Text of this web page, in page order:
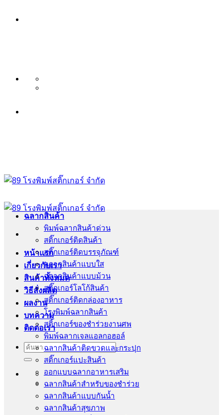
หน้าแรก
เกี่ยวกับเรา
สินค้าทั้งหมด
วิธีสั่งผลิต
ผลงาน
บทความ
ติดต่อเรา
ค้นหา:
ฉลากสินค้า
พิมพ์ฉลากสินค้าด่วน
สติ๊กเกอร์ติดสินค้า
สติ๊กเกอร์ติดบรรจุภัณฑ์
ฉลากสินค้าแบบใส
ฉลากสินค้าแบบม้วน
สติ๊กเกอร์โลโก้สินค้า
สติ๊กเกอร์ติดกล่องอาหาร
โรงพิมพ์ฉลากสินค้า
สติ้กเกอร์ของชำร่วยงานศพ
พิมพ์ฉลากเจลแอลกอฮอล์
ฉลากสินค้าติดขวดและกระปุก
สติ๊กเกอร์แปะสินค้า
ออกแบบฉลากอาหารเสริม
ฉลากสินค้าสำหรับของชำร่วย
ฉลากสินค้าแบบกันน้ำ
ฉลากสินค้าสุขภาพ